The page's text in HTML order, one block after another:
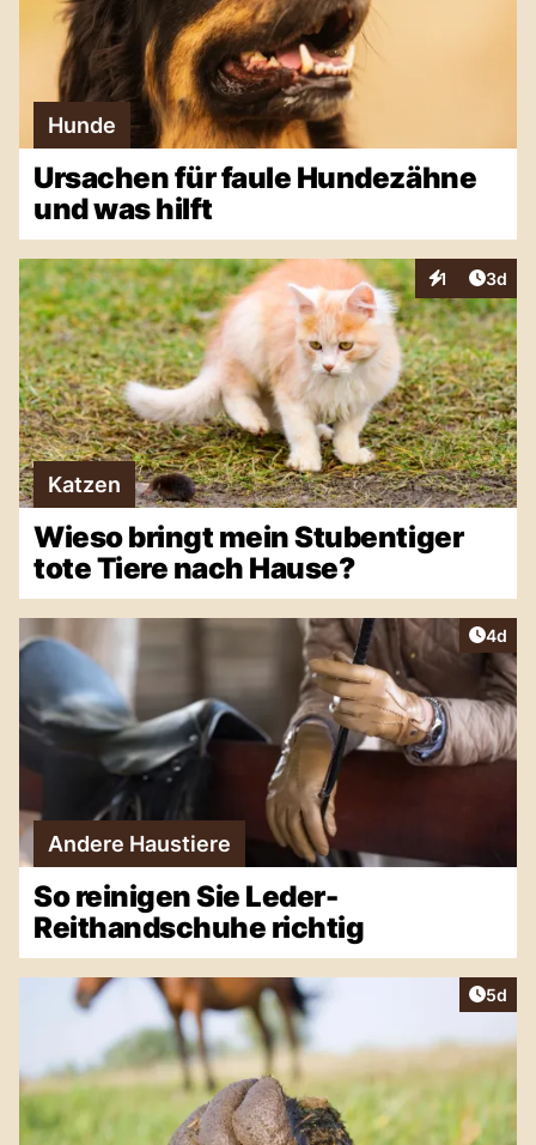
Hunde
Ursachen für faule Hundezähne
und was hilft
1
Interaktionen
3d
Katzen
Wieso bringt mein Stubentiger
tote Tiere nach Hause?
4d
Andere Haustiere
So reinigen Sie Leder-
Reithandschuhe richtig
5d